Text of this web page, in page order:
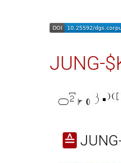
JUNG-
≙